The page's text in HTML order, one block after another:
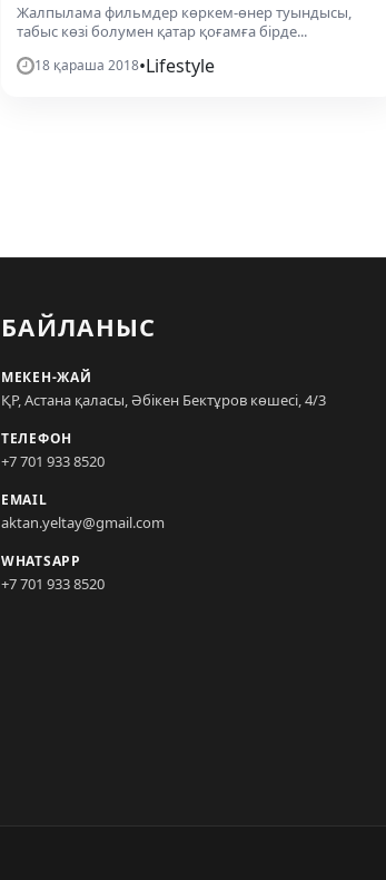
Жалпылама фильмдер көркем-өнер туындысы,
табыс көзі болумен қатар қоғамға бірде...
18 қараша 2018•Lifestyle
БАЙЛАНЫС
МЕКЕН-ЖАЙ
ҚР, Астана қаласы, Әбікен Бектұров көшесі, 4/3
ТЕЛЕФОН
+7 701 933 8520
EMAIL
aktan.yeltay@gmail.com
WHATSAPP
+7 701 933 8520